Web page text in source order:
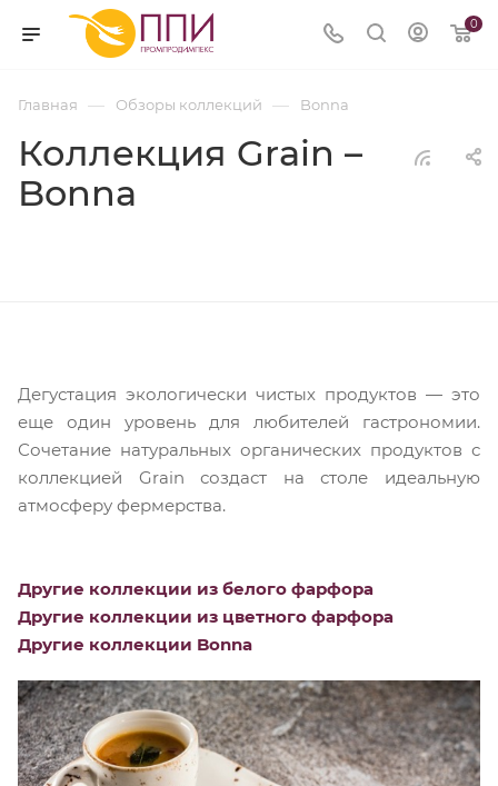
0
Главная — Обзоры коллекций — Bonna
Коллекция Grain –
Bonna
Дегустация экологически чистых продуктов — это
еще один уровень для любителей гастрономии.
Сочетание натуральных органических продуктов с
коллекцией Grain создаст на столе идеальную
атмосферу фермерства.
Другие коллекции из белого фарфора
Другие коллекции из цветного фарфора
Другие коллекции Bonna